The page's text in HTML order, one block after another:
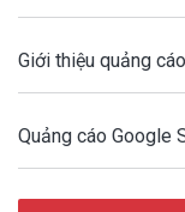
Giới thiệu quảng
Quảng cáo Google